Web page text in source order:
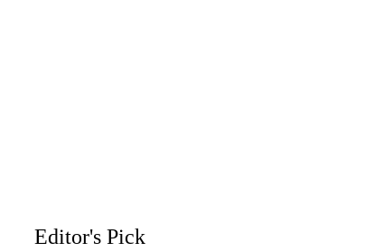
Editor's Pick